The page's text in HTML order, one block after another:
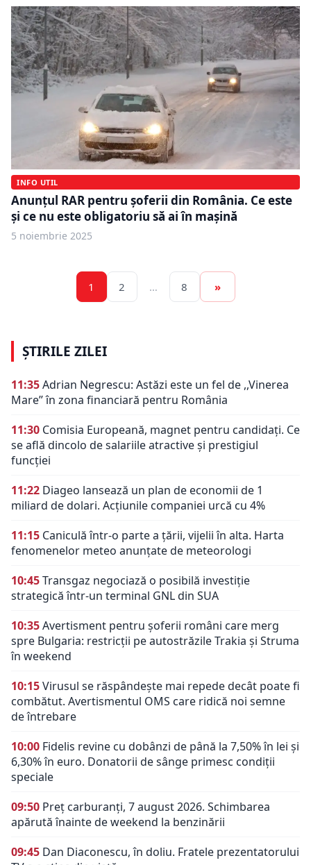
INFO UTIL
Anunțul RAR pentru șoferii din România. Ce este
și ce nu este obligatoriu să ai în mașină
5 noiembrie 2025
1 2 … 8 »
ȘTIRILE ZILEI
11:35Adrian Negrescu: Astăzi este un fel de ,,Vinerea
Mare’’ în zona financiară pentru România
11:30 Comisia Europeană, magnet pentru candidați. Ce
se află dincolo de salariile atractive și prestigiul
funcției
11:22 Diageo lansează un plan de economii de 1
miliard de dolari. Acțiunile companiei urcă cu 4%
11:15 Caniculă într-o parte a țării, vijelii în alta. Harta
fenomenelor meteo anunțate de meteorologi
10:45Transgaz negociază o posibilă investiție
strategică într-un terminal GNL din SUA
10:35Avertisment pentru șoferii români care merg
spre Bulgaria: restricții pe autostrăzile Trakia și Struma
în weekend
10:15Virusul se răspândește mai repede decât poate fi
combătut. Avertismentul OMS care ridică noi semne
de întrebare
10:00 Fidelis revine cu dobânzi de până la 7,50% în lei și
6,30% în euro. Donatorii de sânge primesc condiții
speciale
09:50 Preț carburanți, 7 august 2026. Schimbarea
apărută înainte de weekend la benzinării
09:45 Dan Diaconescu, în doliu. Fratele prezentatorului